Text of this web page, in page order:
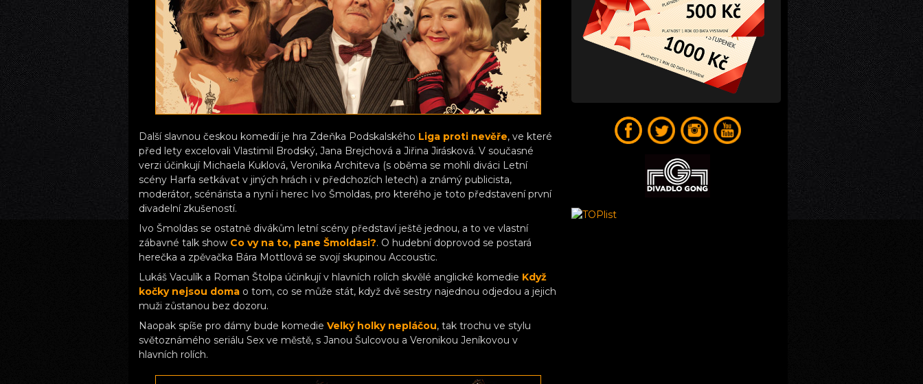
Další slavnou českou komedií je hra Zdeňka Podskalského Liga proti nevěře, ve které
před lety excelovali Vlastimil Brodský, Jana Brejchová a Jiřina Jirásková. V současné
verzi účinkují Michaela Kuklová, Veronika Architeva (s oběma se mohli diváci Letní
scény Harfa setkávat v jiných hrách i v předchozích letech) a známý publicista,
moderátor, scénárista a nyní i herec Ivo Šmoldas, pro kterého je toto představení první
divadelní zkušeností.
Ivo Šmoldas se ostatně divákům letní scény představí ještě jednou, a to ve vlastní
zábavné talk show Co vy na to, pane Šmoldasi?. O hudební doprovod se postará
herečka a zpěvačka Bára Mottlová se svojí skupinou Accoustic.
Lukáš Vaculík a Roman Štolpa účinkují v hlavních rolích skvělé anglické komedie Když
kočky nejsou doma o tom, co se může stát, když dvě sestry najednou odjedou a jejich
muži zůstanou bez dozoru.
Naopak spíše pro dámy bude komedie Velký holky nepláčou, tak trochu ve stylu
světoznámého seriálu Sex ve městě, s Janou Šulcovou a Veronikou Jeníkovou v
hlavních rolích.